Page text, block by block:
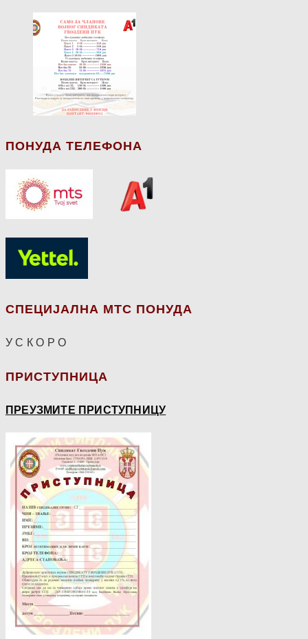
ПОНУДА ТЕЛЕФОНА
СПЕЦИЈАЛНА МТС ПОНУДА
У С К О Р О
ПРИСТУПНИЦА
ПРЕУЗМИТЕ ПРИСТУПНИЦУ